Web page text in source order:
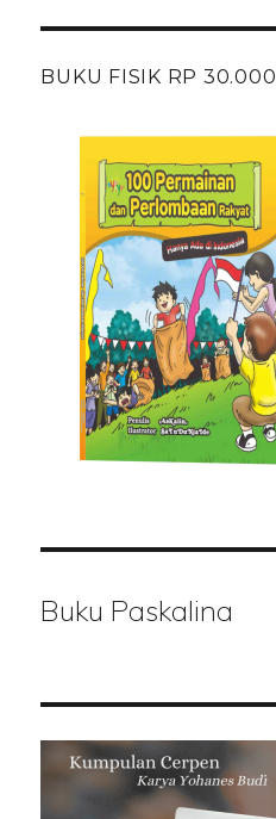
BUKU FISIK RP 30.000
Buku Paskalina